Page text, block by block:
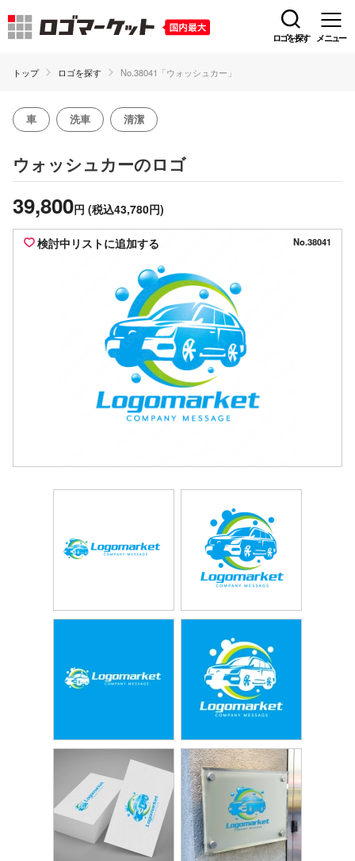
ロゴを探す メニュー
トップ ロゴを探す No.38041「ウォッシュカー」
車 洗車 清潔
ウォッシュカーのロゴ
39,800円 (税込43,780円)
検討中リストに追加する No.38041